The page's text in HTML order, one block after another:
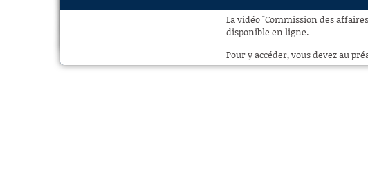
La vidéo "Commission des
disponible en ligne.
Pour y accéder, vous devez au